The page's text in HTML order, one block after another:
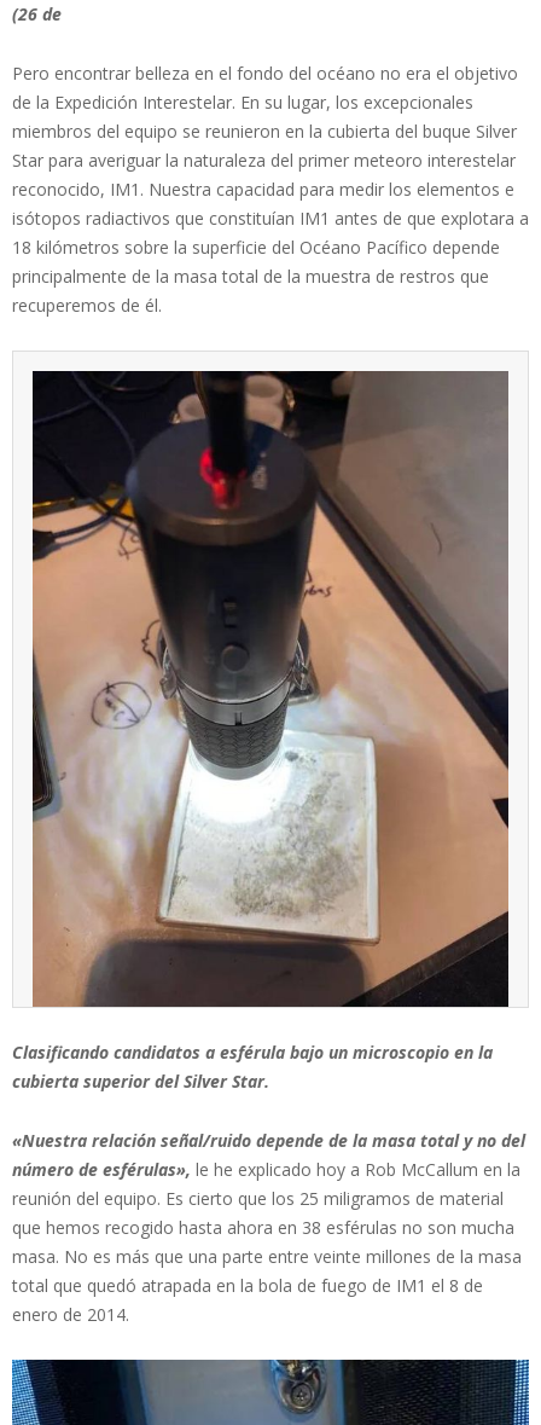
(26 de
Pero encontrar belleza en el fondo del océano no era el objetivo
de la Expedición Interestelar. En su lugar, los excepcionales
miembros del equipo se reunieron en la cubierta del buque Silver
Star para averiguar la naturaleza del primer meteoro interestelar
reconocido, IM1. Nuestra capacidad para medir los elementos e
isótopos radiactivos que constituían IM1 antes de que explotara a
18 kilómetros sobre la superficie del Océano Pacífico depende
principalmente de la masa total de la muestra de restros que
recuperemos de él.
Clasificando candidatos a esférula bajo un microscopio en la
cubierta superior del Silver Star.
«Nuestra relación señal/ruido depende de la masa total y no del
número de esférulas», le he explicado hoy a Rob McCallum en la
reunión del equipo. Es cierto que los 25 miligramos de material
que hemos recogido hasta ahora en 38 esférulas no son mucha
masa. No es más que una parte entre veinte millones de la masa
total que quedó atrapada en la bola de fuego de IM1 el 8 de
enero de 2014.